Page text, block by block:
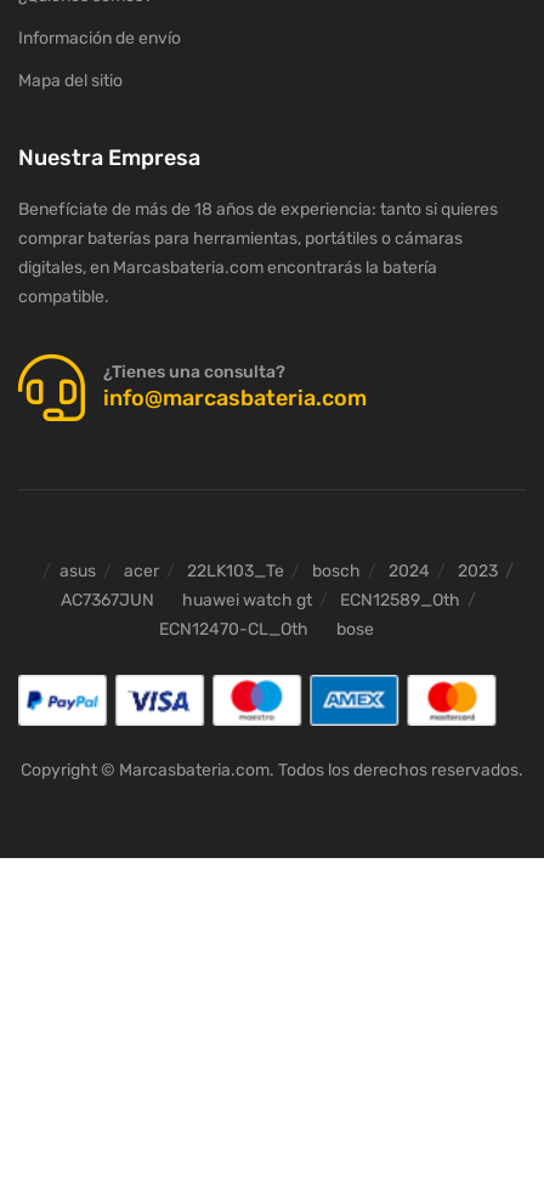
Información de envío
Mapa del sitio
Nuestra Empresa
Benefíciate de más de 18 años de experiencia: tanto si quieres
comprar baterías para herramientas, portátiles o cámaras
digitales, en Marcasbateria.com encontrarás la batería
compatible.
¿Tienes una consulta?
info@marcasbateria.com
asus acer 22LK103_Te bosch 2024
2023
AC7367JUN
huawei watch gt
ECN12589_Oth
ECN12470-CL_Oth
bose
Copyright © Marcasbateria.com. Todos los derechos reservados.